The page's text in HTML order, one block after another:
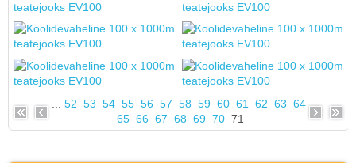
52 53 54 55 56 57 58 59 60 61 62 63 64
65 66 67 68 69 70 71